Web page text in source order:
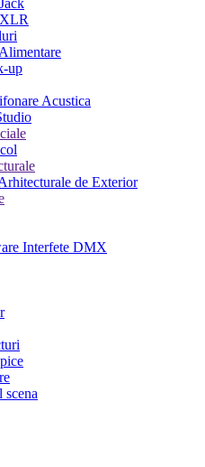
up
Acustica
de Exterior
Interfete DMX
scena